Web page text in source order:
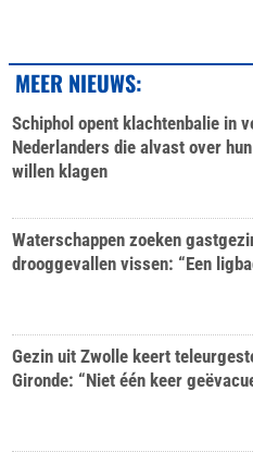
MEER NIEUWS:
Schiphol opent klachtenbalie in
Nederlanders die alvast over
willen klagen
Waterschappen zoeken
drooggevallen vissen: “Een
Gezin uit Zwolle keert
Gironde: “Niet één keer